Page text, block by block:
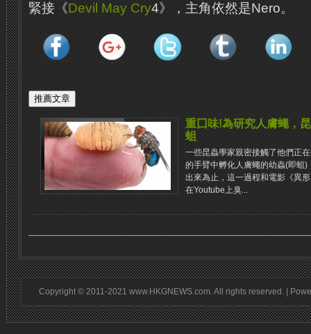
緊接《Devil May Cry4》，主角依然是Nero。
重囗味!為研究人膚蠅，
蛆
一些昆蟲學家親密接觸了他們正
的手臂中孵化人膚蠅的幼蟲(即蛆
出來為止，這一過程和電影《異
在Youtube上臭...
Copyright © 2011-2021 www.HKGNEWS.com. All rights reserved. |